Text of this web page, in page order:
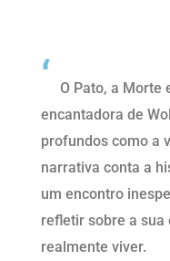
‘ O Pato, a Morte
encantadora de
profundos como a
narrativa conta a
um encontro
refletir sobre a sua
realmente viver.